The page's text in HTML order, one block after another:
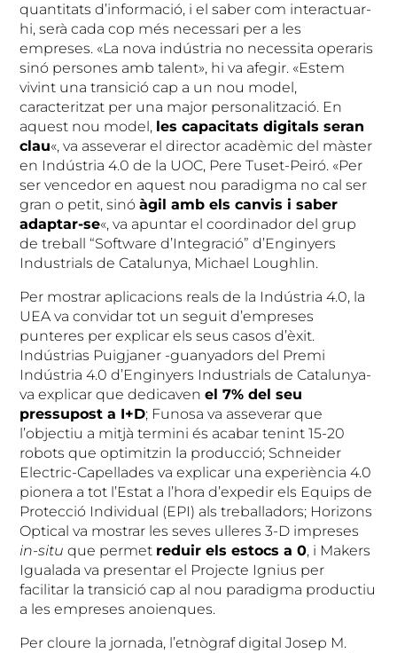
quantitats d’informació, i el saber com interactuar-
hi, serà cada cop més necessari per a les
empreses. «La nova indústria no necessita operaris
sinó persones amb talent», hi va afegir. «Estem
vivint una transició cap a un nou model,
caracteritzat per una major personalització. En
aquest nou model, les capacitats digitals seran
clau«, va asseverar el director acadèmic del màster
en Indústria 4.0 de la UOC, Pere Tuset-Peiró. «Per
ser vencedor en aquest nou paradigma no cal ser
gran o petit, sinóàgil amb els canvis i saber
adaptar-se«, va apuntar el coordinador del grup
de treball “Software d’Integració” d’Enginyers
Industrials de Catalunya, Michael Loughlin.
Per mostrar aplicacions reals de la Indústria 4.0, la
UEA va convidar tot un seguit d’empreses
punteres per explicar els seus casos d’èxit.
Indústrias Puigjaner -guanyadors del Premi
Indústria 4.0 d’Enginyers Industrials de Catalunya-
va explicar que dedicavenel 7% del seu
pressupost a I+D; Funosa va asseverar que
l’objectiu a mitjà termini és acabar tenint 15-20
robots que optimitzin la producció; Schneider
Electric-Capellades va explicar una experiència 4.0
pionera a tot l’Estat a l’hora d’expedir els Equips de
Protecció Individual (EPI) als treballadors; Horizons
Optical va mostrar les seves ulleres 3-D impreses
in-situ que permet reduir els estocs a 0, i Makers
Igualada va presentar el Projecte Ignius per
facilitar la transició cap al nou paradigma productiu
a les empreses anoienques.
Per cloure la jornada, l’etnògraf digital Josep M.